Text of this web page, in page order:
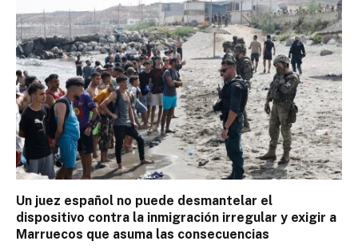
Un juez español no puede desmantelar el
dispositivo contra la inmigración irregular y exigir a
Marruecos que asuma las consecuencias